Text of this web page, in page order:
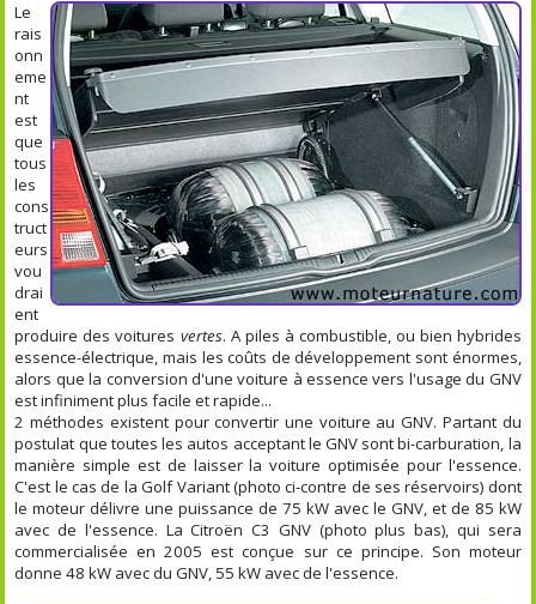
Le
rais
onn
eme
nt
est
que
tous
les
cons
truct
eurs
vou
drai
ent
produire des voitures vertes. A piles à combustible, ou bien hybrides
essence-électrique, mais les coûts de développement sont énormes,
alors que la conversion d'une voiture à essence vers l'usage du GNV
est infiniment plus facile et rapide...
2 méthodes existent pour convertir une voiture au GNV. Partant du
postulat que toutes les autos acceptant le GNV sont bi-carburation, la
manière simple est de laisser la voiture optimisée pour l'essence.
C'est le cas de la Golf Variant (photo ci-contre de ses réservoirs) dont
le moteur délivre une puissance de 75 kW avec le GNV, et de 85 kW
avec de l'essence. La Citroën C3 GNV (photo plus bas), qui sera
commercialisée en 2005 est conçue sur ce principe. Son moteur
donne 48 kW avec du GNV, 55 kW avec de l'essence.